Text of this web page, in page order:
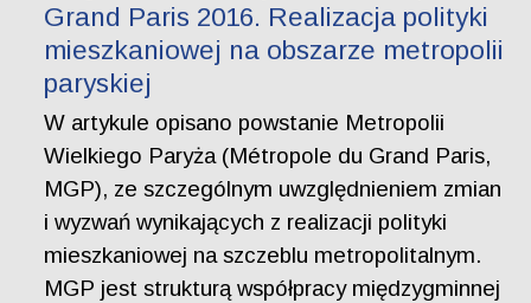
Grand Paris 2016. Realizacja polityki
mieszkaniowej na obszarze metropolii
paryskiej
W artykule opisano powstanie Metropolii
Wielkiego Paryża (Métropole du Grand Paris,
MGP), ze szczególnym uwzględnieniem zmian
i wyzwań wynikających z realizacji polityki
mieszkaniowej na szczeblu metropolitalnym.
MGP jest strukturą współpracy międzygminnej